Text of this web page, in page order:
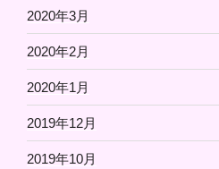
2020年3月
2020年2月
2020年1月
2019年12月
2019年10月